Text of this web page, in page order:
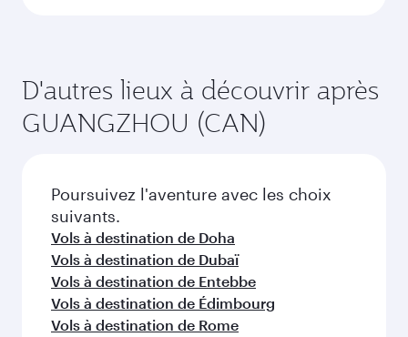
D'autres lieux à découvrir après
GUANGZHOU (CAN)
Poursuivez l'aventure avec les choix
suivants.
Vols à destination de Doha
Vols à destination de Dubaï
Vols à destination de Entebbe
Vols à destination de Édimbourg
Vols à destination de Rome